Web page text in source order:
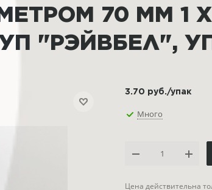
70 ММ 1
"РЭЙВБЕЛ",
3.70 руб./упак
Много
Цена действительна